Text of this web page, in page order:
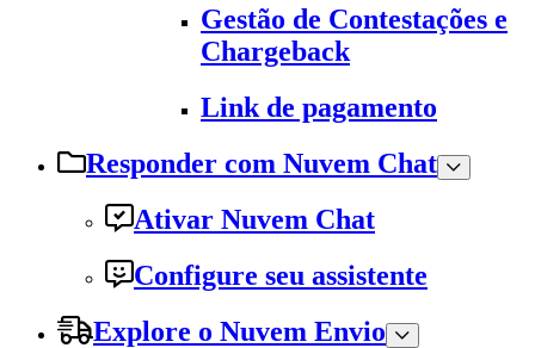
Gestão de Contestações e
Chargeback
Link de pagamento
Responder com Nuvem Chat
Ativar Nuvem Chat
Configure seu assistente
Explore o Nuvem Envio